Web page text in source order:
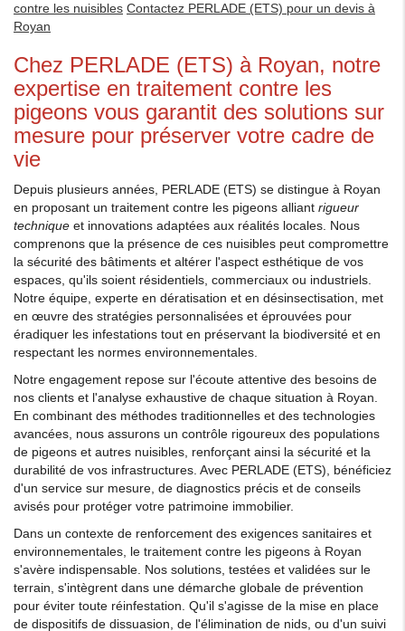
contre les nuisibles Contactez PERLADE (ETS) pour un devis à
Royan
Chez PERLADE (ETS) à Royan, notre
expertise en traitement contre les
pigeons vous garantit des solutions sur
mesure pour préserver votre cadre de
vie
Depuis plusieurs années, PERLADE (ETS) se distingue à Royan
en proposant un traitement contre les pigeons alliant rigueur
technique et innovations adaptées aux réalités locales. Nous
comprenons que la présence de ces nuisibles peut compromettre
la sécurité des bâtiments et altérer l'aspect esthétique de vos
espaces, qu'ils soient résidentiels, commerciaux ou industriels.
Notre équipe, experte en dératisation et en désinsectisation, met
en œuvre des stratégies personnalisées et éprouvées pour
éradiquer les infestations tout en préservant la biodiversité et en
respectant les normes environnementales.
Notre engagement repose sur l'écoute attentive des besoins de
nos clients et l'analyse exhaustive de chaque situation à Royan.
En combinant des méthodes traditionnelles et des technologies
avancées, nous assurons un contrôle rigoureux des populations
de pigeons et autres nuisibles, renforçant ainsi la sécurité et la
durabilité de vos infrastructures. Avec PERLADE (ETS), bénéficiez
d'un service sur mesure, de diagnostics précis et de conseils
avisés pour protéger votre patrimoine immobilier.
Dans un contexte de renforcement des exigences sanitaires et
environnementales, le traitement contre les pigeons à Royan
s'avère indispensable. Nos solutions, testées et validées sur le
terrain, s'intègrent dans une démarche globale de prévention
pour éviter toute réinfestation. Qu'il s'agisse de la mise en place
de dispositifs de dissuasion, de l'élimination de nids, ou d'un suivi